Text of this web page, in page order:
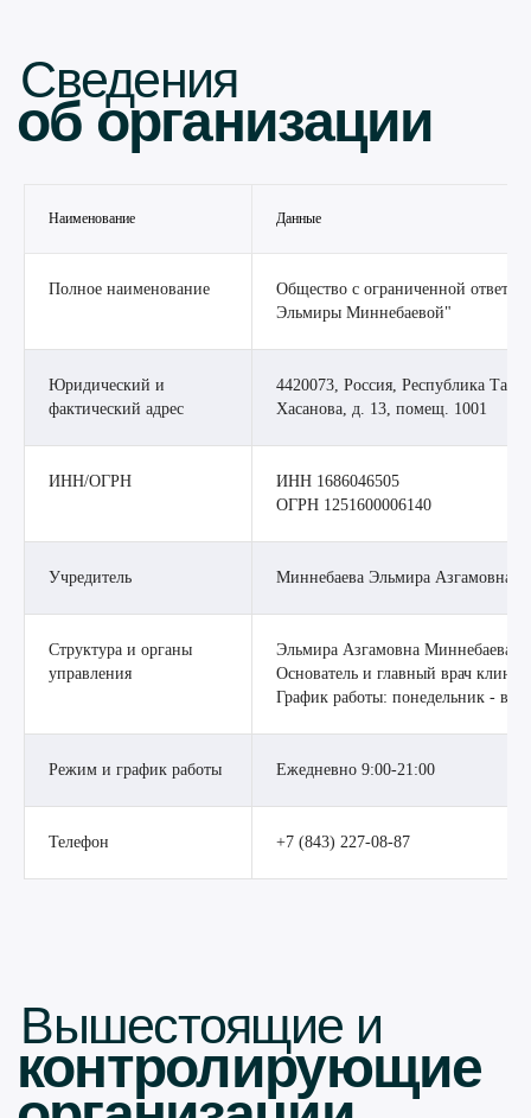
Наименование Данные
Полное наименование
Общество с ограниченной
Эльмиры Миннебаевой"
Юридический и
фактический адрес
4420073, Россия, Республика
Хасанова, д. 13, помещ. 1001
ИНН/ОГРН
ИНН 1686046505
ОГРН 1251600006140
Учредитель Миннебаева Эльмира Азгамовна
Структура и органы
управления
Эльмира Азгамовна Миннебаева
Основатель и главный врач
График работы: понедельник -
Режим и график работы Ежедневно 9:00-21:00
Телефон +7 (843) 227-08-87
Вышестоящие и
контролирующие
организации